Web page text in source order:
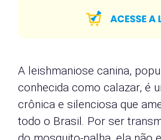
A leishmaniose canina,
conhecida como calazar, é
crônica e silenciosa que
todo o Brasil. Por ser